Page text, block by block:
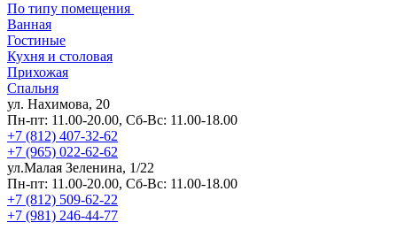
По типу помещения
Ванная
Гостиные
Кухня и столовая
Прихожая
Спальня
ул. Нахимова, 20
Пн-пт: 11.00-20.00, Сб-Вс: 11.00-18.00
+7 (812) 407-32-62
+7 (965) 022-62-62
ул.Малая Зеленина, 1/22
Пн-пт: 11.00-20.00, Сб-Вс: 11.00-18.00
+7 (812) 509-62-22
+7 (981) 246-44-77